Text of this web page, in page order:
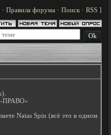
· Правила форума · Поиск · RSS ]
ПРАВО»
Natas Spin (всё это в одном